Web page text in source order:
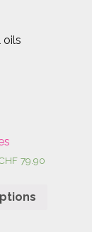
oils
79.90